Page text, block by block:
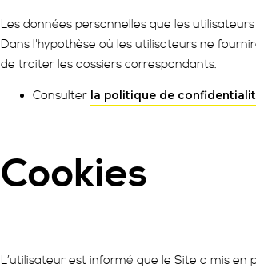
Les données personnelles que les
Dans l'hypothèse où les utilisateurs ne
de traiter les dossiers correspondants.
Consulter la politique de
Cookies
L’utilisateur est informé que le Site a mis en